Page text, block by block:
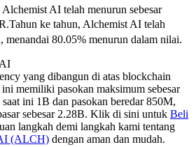
USDC sebagai jaminannya
AI telah menurun sebesar
Tahun ke tahun, Alchemist AI telah
menandai 80.05% menurun dalam nilai.
yang dibangun di atas blockchain
memiliki pasokan maksimum sebesar
ini 1B dan pasokan beredar 850M,
sebesar 2.28B. Klik di sini untuk Beli
langkah demi langkah kami tentang
(ALCH) dengan aman dan mudah.